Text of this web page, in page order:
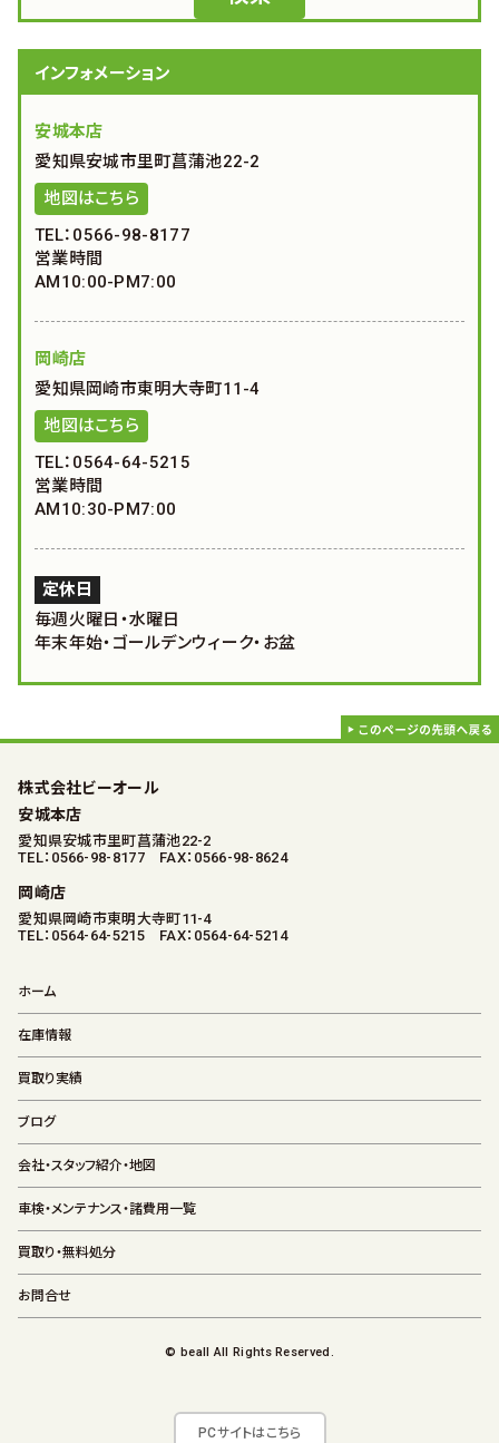
インフォメーション
安城本店
愛知県安城市里町菖蒲池22-2
地図はこちら
TEL：0566-98-8177
営業時間
AM10:00-PM7:00
岡崎店
愛知県岡崎市東明大寺町11-4
地図はこちら
TEL：0564-64-5215
営業時間
AM10:30-PM7:00
定休日
毎週火曜日・水曜日
年末年始・ゴールデンウィーク・お盆
株式会社ビーオール
安城本店
愛知県安城市里町菖蒲池22-2
TEL：0566-98-8177 FAX：0566-98-8624
岡崎店
愛知県岡崎市東明大寺町11-4
TEL：0564-64-5215 FAX：0564-64-5214
ホーム
在庫情報
買取り実績
ブログ
会社・スタッフ紹介・地図
車検・メンテナンス・諸費用一覧
買取り・無料処分
お問合せ
© beall All Rights Reserved.
PCサイトはこちら